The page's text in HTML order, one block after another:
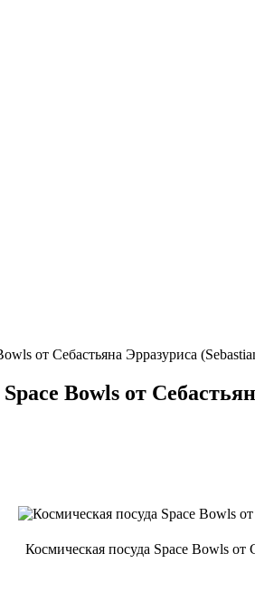
от Себастьяна Эрразуриса
Bowls от
Космическая посуда Space Bowls от